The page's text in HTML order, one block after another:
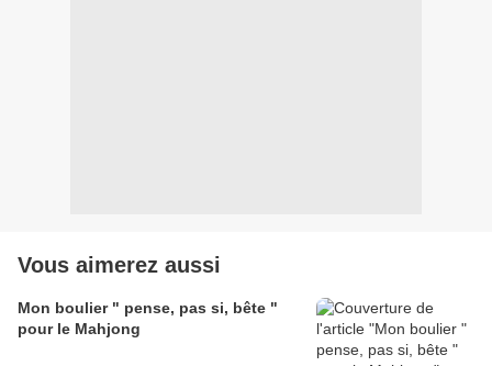
Vous aimerez aussi
Mon boulier " pense, pas si, bête "
pour le Mahjong